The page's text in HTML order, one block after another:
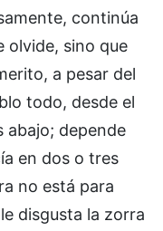
continúa
olvide, sino que
a pesar del
todo, desde el
abajo; depende
en dos o tres
no está para
disgusta la zorra